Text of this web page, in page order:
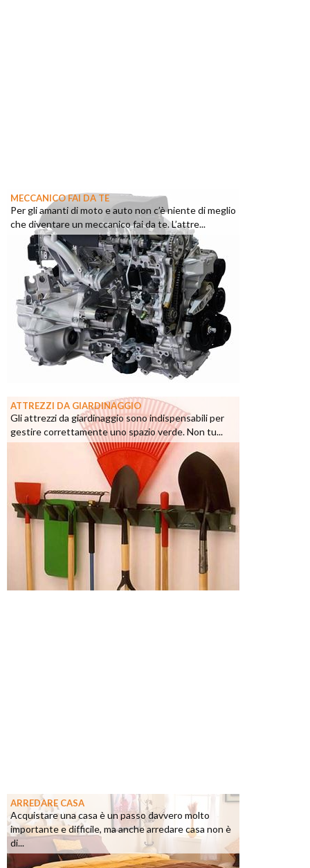
MECCANICO FAI DA TE
Per gli amanti di moto e auto non c’è niente di meglio
che diventare un meccanico fai da te. L’attre...
ATTREZZI DA GIARDINAGGIO
Gli attrezzi da giardinaggio sono indispensabili per
gestire correttamente uno spazio verde. Non tu...
ARREDARE CASA
Acquistare una casa è un passo davvero molto
importante e difficile, ma anche arredare casa non è
di...